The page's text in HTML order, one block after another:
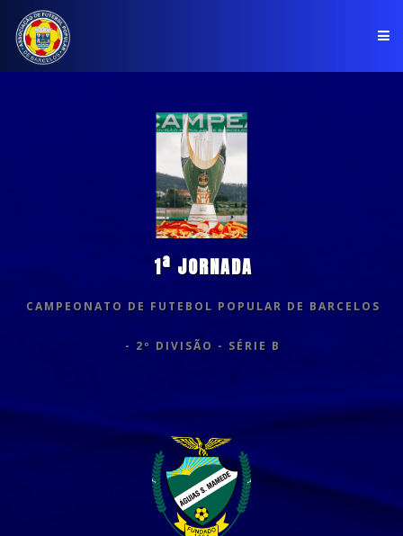
CLUBES
1ª JORNADA
CAMPEONATO DE FUTEBOL POPULAR DE BARCELOS
- 2º DIVISÃO - SÉRIE B